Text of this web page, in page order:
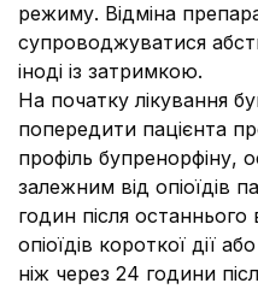
режиму. Відміна
супроводжуватися
іноді із затримкою.
На початку лікування
попередити пацієнта
профіль бупренорфіну,
залежним від опіоїдів
годин після
опіоїдів короткої дії
ніж через 24 години